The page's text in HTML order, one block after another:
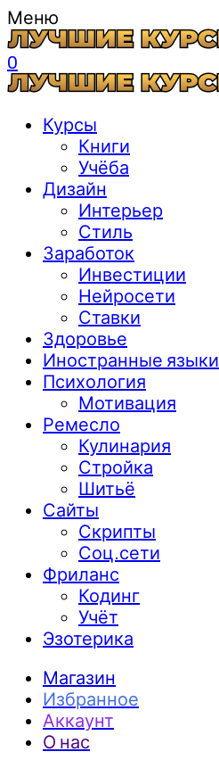
Меню
0
Курсы
Книги
Учёба
Дизайн
Интерьер
Стиль
Заработок
Инвестиции
Нейросети
Ставки
Здоровье
Иностранные языки
Психология
Мотивация
Ремесло
Кулинария
Стройка
Шитьё
Сайты
Скрипты
Соц.сети
Фриланс
Кодинг
Учёт
Эзотерика
Магазин
Избранное
Аккаунт
О нас